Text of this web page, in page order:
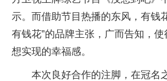
示。而借助节目热播的东风，有钱
有钱花”的品牌主张，广而告知，
想实现的幸福感。
本次良好合作的注脚，在冠名